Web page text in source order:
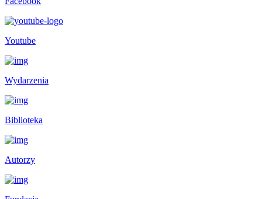
Youtube
Wydarzenia
Biblioteka
Autorzy